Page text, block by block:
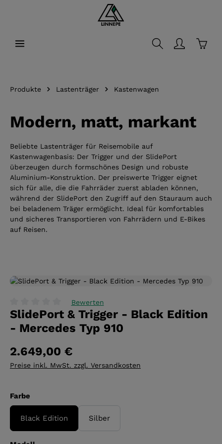
Produkte Lastenträger Kastenwagen
Modern, matt, markant
Beliebte Lastenträger für Reisemobile auf
Kastenwagenbasis: Der Trigger und der SlidePort
überzeugen durch formschönes Design und robuste
Aluminium-Konstruktion. Der preiswerte Trigger eignet
sich für alle, die die Fahrräder zuerst abladen können,
während der SlidePort den Zugriff auf den Stauraum auch
bei beladenem Träger ermöglicht. Ideal für komfortables
und sicheres Transportieren von Fahrrädern und E-Bikes
auf Reisen.
Bildergalerie überspringen
Durchschnittliche Bewertung von 0 von 5 Sternen
Bewerten
SlidePort & Trigger - Black Edition
- Mercedes Typ 910
2.649,00 €
Preise inkl. MwSt. zzgl. Versandkosten
Farbe
Black Edition Silber